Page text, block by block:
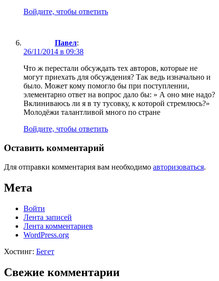
Войдите, чтобы ответить
Павел:
26/11/2014 в 09:38
Что ж перестали обсуждать тех авторов, которые не
могут приехать для обсуждения? Так ведь изначально и
было. Может кому помогло бы при поступлении,
элементарно ответ на вопрос дало бы: » А оно мне надо?
Вклиниваюсь ли я в ту тусовку, к которой стремлюсь?»
Молодёжи талантливой много по стране
Войдите, чтобы ответить
Оставить комментарий
Для отправки комментария вам необходимо авторизоваться.
Мета
Войти
Лента записей
Лента комментариев
WordPress.org
Хостинг: Бегет
Свежие комментарии